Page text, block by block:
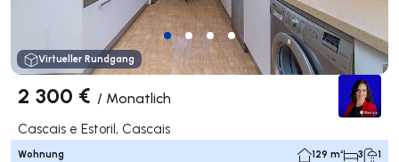
Virtueller Rundgang
2 300 € / Monatlich
Cascais e Estoril, Cascais
Wohnung 129 m² 3 1